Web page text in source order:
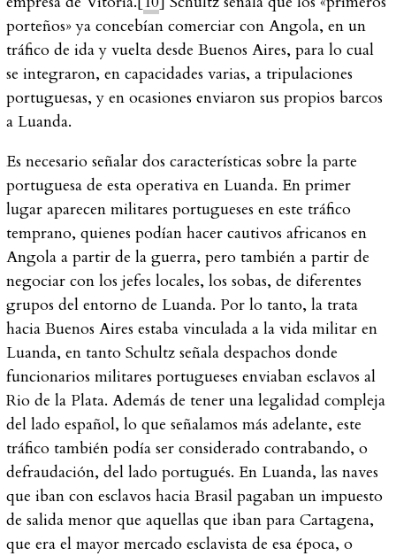
porteños» ya concebían comerciar con Angola, en un
tráfico de ida y vuelta desde Buenos Aires, para lo cual
se integraron, en capacidades varias, a tripulaciones
portuguesas, y en ocasiones enviaron sus propios barcos
a Luanda.
Es necesario señalar dos características sobre la parte
portuguesa de esta operativa en Luanda. En primer
lugar aparecen militares portugueses en este tráfico
temprano, quienes podían hacer cautivos africanos en
Angola a partir de la guerra, pero también a partir de
negociar con los jefes locales, los sobas, de diferentes
grupos del entorno de Luanda. Por lo tanto, la trata
hacia Buenos Aires estaba vinculada a la vida militar en
Luanda, en tanto Schultz señala despachos donde
funcionarios militares portugueses enviaban esclavos al
Rio de la Plata. Además de tener una legalidad compleja
del lado español, lo que señalamos más adelante, este
tráfico también podía ser considerado contrabando, o
defraudación, del lado portugués. En Luanda, las naves
que iban con esclavos hacia Brasil pagaban un impuesto
de salida menor que aquellas que iban para Cartagena,
que era el mayor mercado esclavista de esa época, o